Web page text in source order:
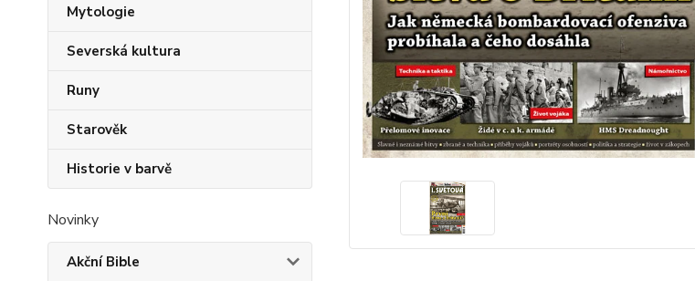
Mytologie
Severská kultura
Runy
Starověk
Historie v barvě
Novinky
Akční Bible